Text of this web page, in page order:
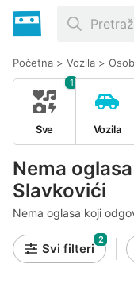
Početna > Vozila >
Nema
Slavkovići
Nema oglasa koji
Sve
1
Vozila
Svi filteri
2